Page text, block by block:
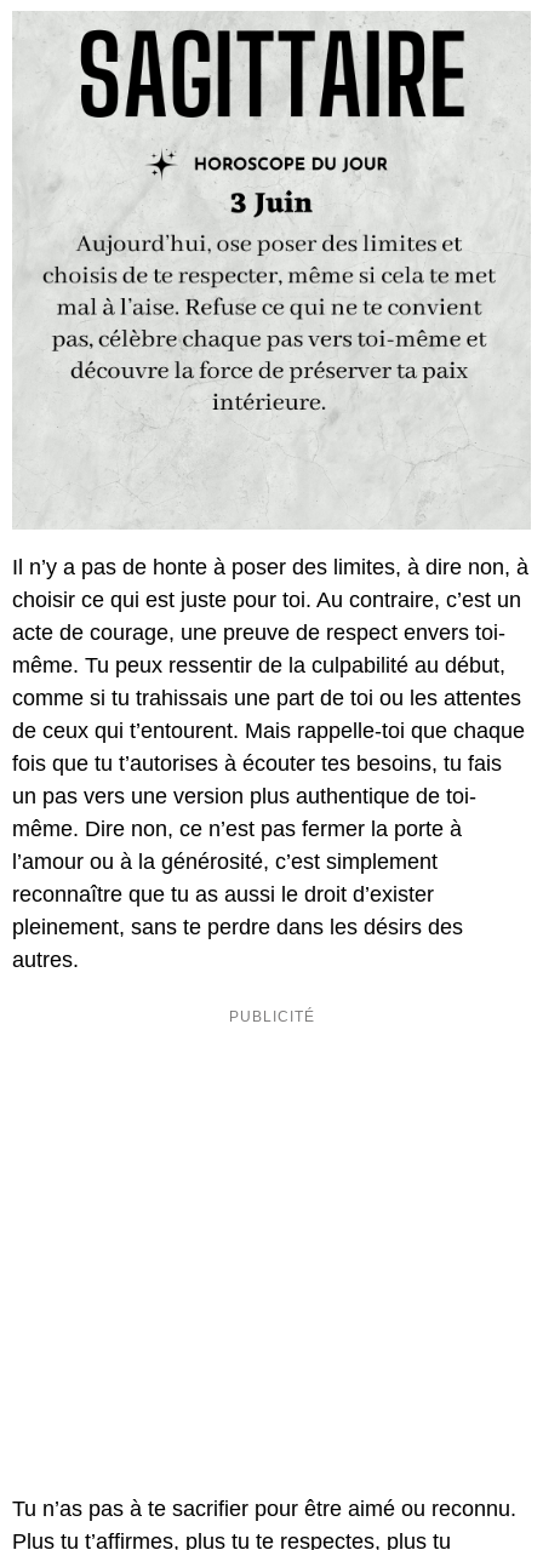
Il n’y a pas de honte à poser des limites, à dire non, à
choisir ce qui est juste pour toi. Au contraire, c’est un
acte de courage, une preuve de respect envers toi-
même. Tu peux ressentir de la culpabilité au début,
comme si tu trahissais une part de toi ou les attentes
de ceux qui t’entourent. Mais rappelle-toi que chaque
fois que tu t’autorises à écouter tes besoins, tu fais
un pas vers une version plus authentique de toi-
même. Dire non, ce n’est pas fermer la porte à
l’amour ou à la générosité, c’est simplement
reconnaître que tu as aussi le droit d’exister
pleinement, sans te perdre dans les désirs des
autres.
Tu n’as pas à te sacrifier pour être aimé ou reconnu.
Plus tu t’affirmes, plus tu te respectes, plus tu